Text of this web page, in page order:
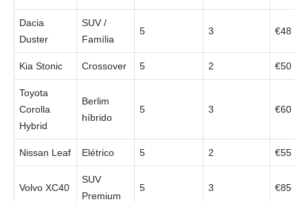
Dacia
Duster
SUV /
Família
5 3 €48
Kia Stonic Crossover 5 2 €50
Toyota
Corolla
Hybrid
Berlim
híbrido
5 3 €60
Nissan Leaf Elétrico 5 2 €55
Volvo XC40
SUV
Premium
5 3 €85